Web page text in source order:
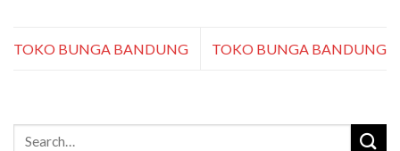
TOKO BUNGA BANDUNG TOKO BUNGA BANDUNG